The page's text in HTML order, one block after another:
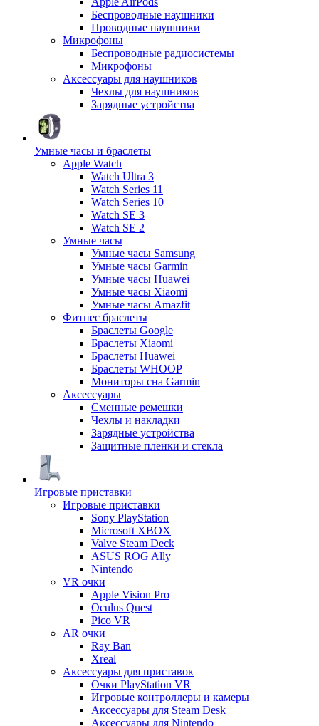
Беспроводные наушники
Проводные наушники
Микрофоны
Беспроводные радиосистемы
Микрофоны
Аксессуары для наушников
Чехлы для наушников
Зарядные устройства
Умные часы и браслеты
Apple Watch
Watch Ultra 3
Watch Series 11
Watch Series 10
Watch SE 3
Watch SE 2
Умные часы
Умные часы Samsung
Умные часы Garmin
Умные часы Huawei
Умные часы Xiaomi
Умные часы Amazfit
Фитнес браслеты
Браслеты Google
Браслеты Xiaomi
Браслеты Huawei
Браслеты WHOOP
Мониторы сна Garmin
Аксессуары
Сменные ремешки
Чехлы и накладки
Зарядные устройства
Защитные пленки и стекла
Игровые приставки
Игровые приставки
Sony PlayStation
Microsoft XBOX
Valve Steam Deck
ASUS ROG Ally
Nintendo
VR очки
Apple Vision Pro
Oculus Quest
Pico VR
AR очки
Ray Ban
Xreal
Аксессуары для приставок
Очки PlayStation VR
Игровые контроллеры и камеры
Аксессуары для Steam Desk
Аксессуары для Nintendo